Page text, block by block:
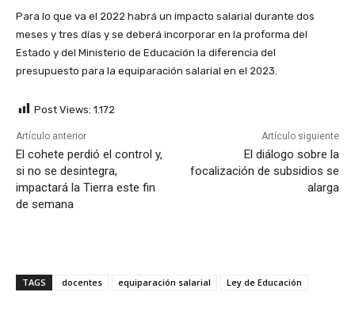
Para lo que va el 2022 habrá un impacto salarial durante dos
meses y tres días y se deberá incorporar en la proforma del
Estado y del Ministerio de Educación la diferencia del
presupuesto para la equiparación salarial en el 2023.
Post Views: 1.172
Artículo anterior
El cohete perdió el control y,
si no se desintegra,
impactará la Tierra este fin
de semana
Artículo siguiente
El diálogo sobre la
focalización de subsidios se
alarga
TAGS docentes equiparación salarial Ley de Educación